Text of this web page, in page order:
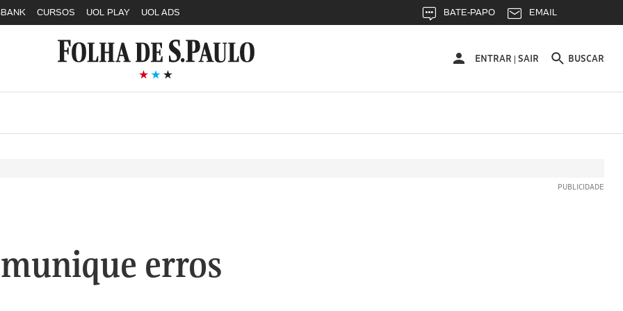
CURSOS UOL PLAY UOL ADS BATE-PAPO EMAIL
ENTRAR
ENTRAR | SAIR BUSCAR
erros